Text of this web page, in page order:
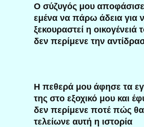
Ο σύζυγός μου
εμένα να πάρω άδεια για
ξεκουραστεί η οικογένειά
δεν περίμενε την
Η πεθερά μου άφησε τα
της στο εξοχικό μου και
δεν περίμενε ποτέ πώς θα
τελείωνε αυτή η ιστορία